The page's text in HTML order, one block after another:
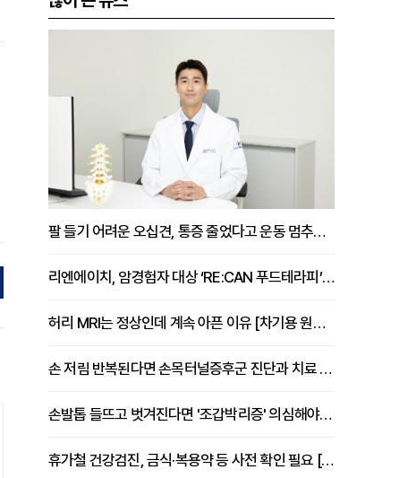
팔 들기 어려운 오십견, 통증 줄었다고 운동 멈추면 안 되는 이유 [이병욱 원장 칼럼]
리엔에이치, 암경험자 대상 ‘RE:CAN 푸드테라피’ 운영
허리 MRI는 정상인데 계속 아픈 이유 [차기용 원장 칼럼]
손 저림 반복된다면 손목터널증후군 진단과 치료 시기 살펴야 [김동현 원장 칼럼]
손발톱 들뜨고 벗겨진다면 '조갑박리증' 의심해야 [김철윤 원장 칼럼]
휴가철 건강검진, 금식·복용약 등 사전 확인 필요 [정도감 원장 칼럼]